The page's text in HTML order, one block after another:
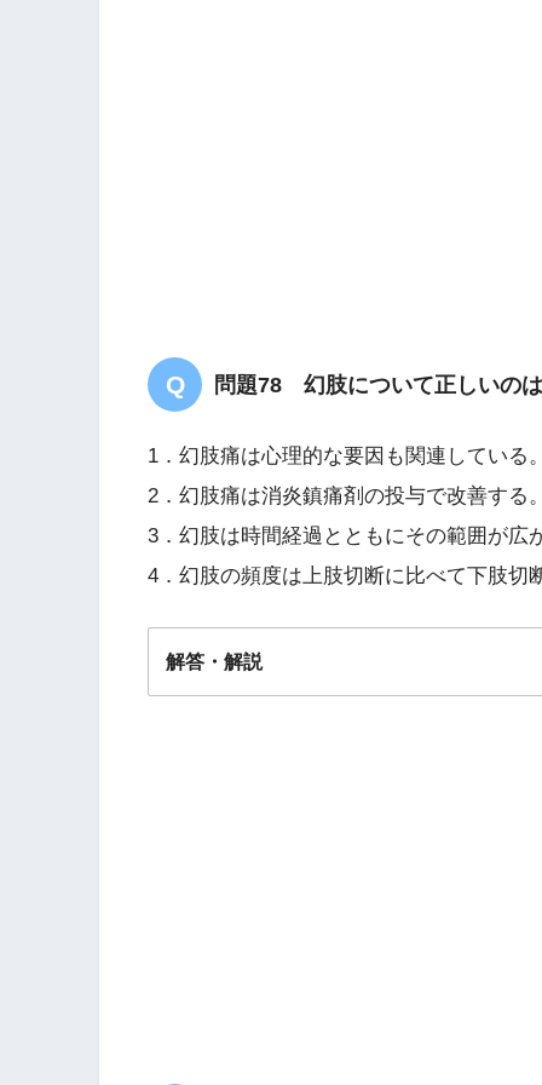
問題78 幻肢について正しいのは
1．幻肢痛は心理的な要因も関連している。
2．幻肢痛は消炎鎮痛剤の投与で改善する。
3．幻肢は時間経過とともにその範囲が広
4．幻肢の頻度は上肢切断に比べて下肢切
解答・解説